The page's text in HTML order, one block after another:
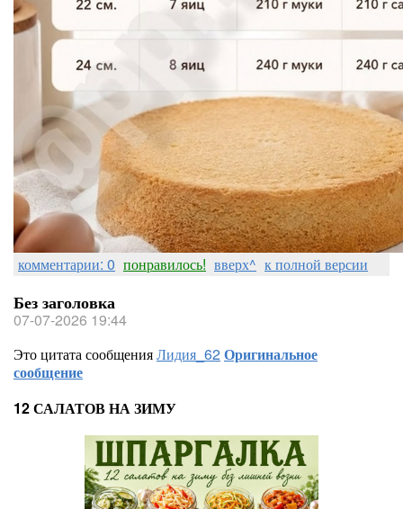
комментарии: 0 понравилось! вверх^ к полной версии
Без заголовка
07-07-2026 19:44
Это цитата сообщенияЛидия_62Оригинальное
сообщение
12 САЛАТОВ НА ЗИМУ